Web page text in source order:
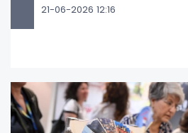
21-06-2026 12:16